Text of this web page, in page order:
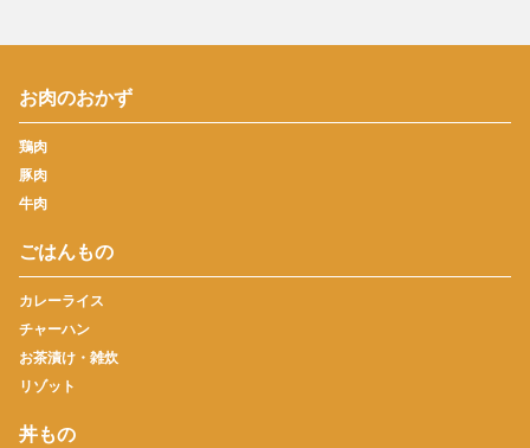
お肉のおかず
鶏肉
豚肉
牛肉
ごはんもの
カレーライス
チャーハン
お茶漬け・雑炊
リゾット
丼もの